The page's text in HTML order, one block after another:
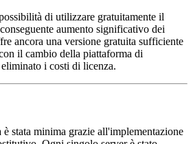
di utilizzare gratuitamente il
aumento significativo dei
ancora una versione gratuita sufficiente
il cambio della piattaforma di
i costi di licenza.
stata minima grazie all'implementazione